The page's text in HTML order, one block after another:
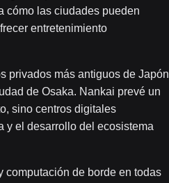
cómo las ciudades pueden
entretenimiento
privados más antiguos de Japón
de Osaka. Nankai prevé un
sino centros digitales
y el desarrollo del ecosistema
computación de borde en todas